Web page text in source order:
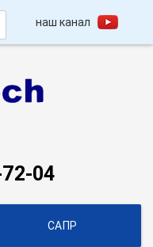
наш канал
04
САПР